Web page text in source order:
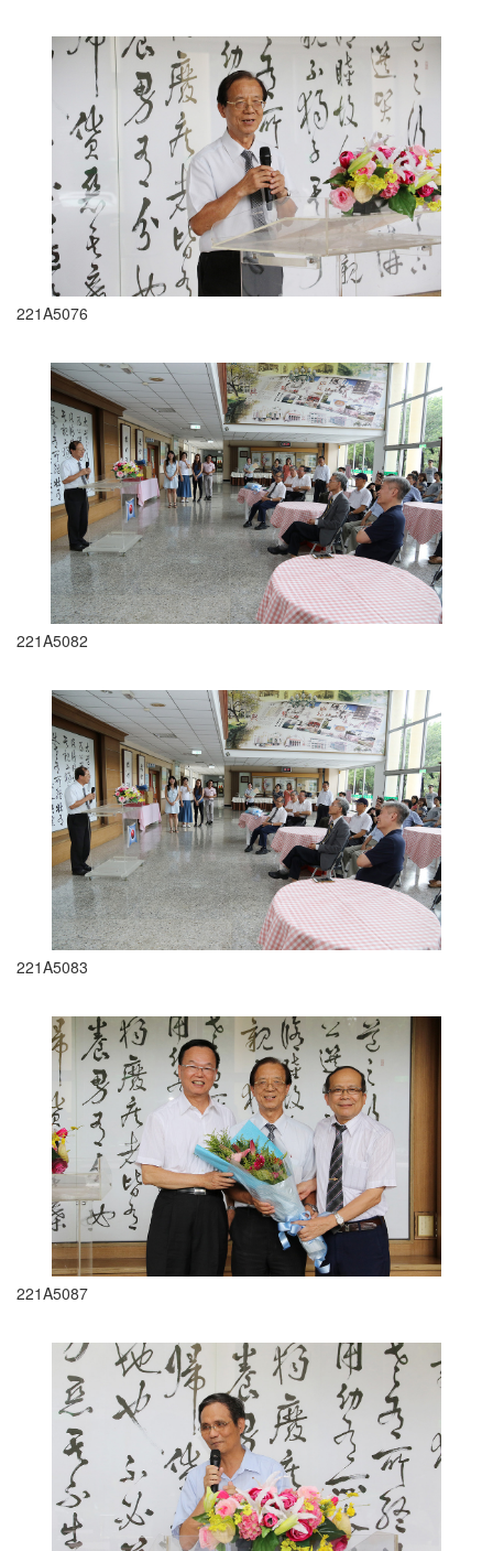
221A5076
221A5082
221A5083
221A5087